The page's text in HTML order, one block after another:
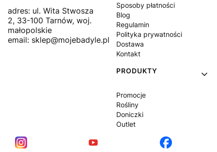
adres: ul. Wita Stwosza
2, 33-100 Tarnów, woj.
małopolskie
email: sklep@mojebadyle.pl
Sposoby płatności
Blog
Regulamin
Polityka prywatności
Dostawa
Kontakt
PRODUKTY
Promocje
Rośliny
Doniczki
Outlet